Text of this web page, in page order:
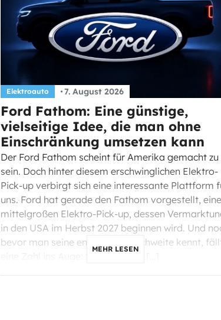
Elektroauto 7. August 2026
Ford Fathom: Eine günstige,
vielseitige Idee, die man ohne
Einschränkung umsetzen kann
Der Ford Fathom scheint für Amerika gemacht zu
sein. Doch hinter diesem erschwinglichen Elektro-
Pick-up verbirgt sich eine interessante Plattform
uns. Ford hat gerade den Fathom vorgestellt,
mittelgroßen Elektro-Pick-up, dessen
in den USA im Herbst 2027 beginnen wird. Und
bevor man seine endgültige Reichweite kennt,
MEHR LESEN